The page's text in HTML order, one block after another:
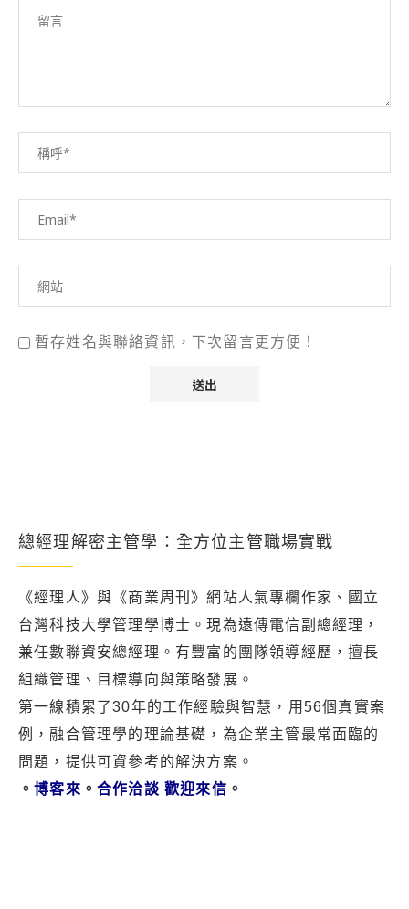
暫存姓名與聯絡資訊，下次留言更方便！
總經理解密主管學：全方位主管職場實戰
《經理人》與《商業周刊》網站人氣專欄作家、國立
台灣科技大學管理學博士。現為遠傳電信副總經理，
兼任數聯資安總經理。有豐富的團隊領導經歷，擅長
組織管理、目標導向與策略發展。
第一線積累了30年的工作經驗與智慧，用56個真實案
例，融合管理學的理論基礎，為企業主管最常面臨的
問題，提供可資參考的解決方案。
。博客來 。合作洽談 歡迎來信 。